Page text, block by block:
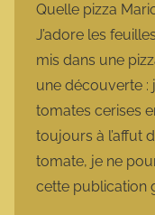
Quelle pizza
J’adore les
mis dans une
une découverte :
tomates cerises
toujours à l’affut
tomate, je ne
cette publication